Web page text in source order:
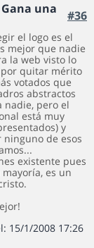
Gana una
#36
el logo es el
mejor que nadie
la web visto lo
por quitar mérito
votados que
abstractos
nadie, pero el
está muy
y
de esos
existente pues
es un
15/1/2008 17:26